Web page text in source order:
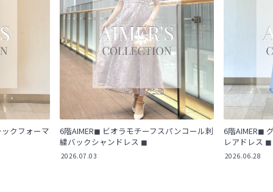
クフォーマ
6階AIMER◼︎ ビオラモチーフスパンコール刺
繍バックシャンドレス ◼︎
2026.07.03
6階AIMER◼︎
レアドレス ◼︎
2026.06.28